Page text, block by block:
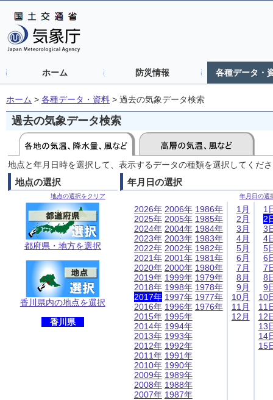
ホーム 防災情報 各種データ・
ホーム > 各種データ・資料 > 過去の気象データ検索
過去の気象データ検索
地点と年月日時を選択して、表示するデータの種類を選択してくだ
地点の選択
地点の選択をクリア
都府県・地方を選択
香川県内の地点を選択
香川県
年月日の選択
年月日の選
2026年
2025年
2024年
2023年
2022年
2021年
2020年
2019年
2018年
2017年
2016年
2015年
2014年
2013年
2012年
2011年
2010年
2009年
2008年
2007年
2006年
2005年
2004年
2003年
2002年
2001年
2000年
1999年
1998年
1997年
1996年
1995年
1994年
1993年
1992年
1991年
1990年
1989年
1988年
1987年
1986年
1985年
1984年
1983年
1982年
1981年
1980年
1979年
1978年
1977年
1976年
1月
2月
3月
4月
5月
6月
7月
8月
9月
10月
11月
12月
1
2
3
4
5
6
7
8
9
10
11
12
13
14
15